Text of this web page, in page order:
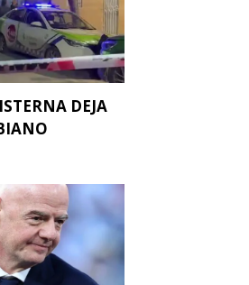
DEJA